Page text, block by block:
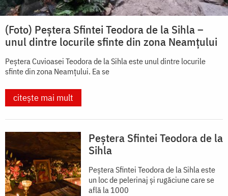
(Foto) Peștera Sfintei Teodora de la Sihla –
unul dintre locurile sfinte din zona Neamțului
Peștera Cuvioasei Teodora de la Sihla este unul dintre locurile
sfinte din zona Neamțului. Ea se
citește mai mult
Peștera Sfintei Teodora de la
Sihla
Peștera Sfintei Teodora de la Sihla este
un loc de pelerinaj și rugăciune care se
află la 1000